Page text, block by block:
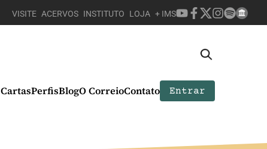
VISITE ACERVOS INSTITUTO LOJA + IMS
CartasPerfisBlogO CorreioContato Entrar